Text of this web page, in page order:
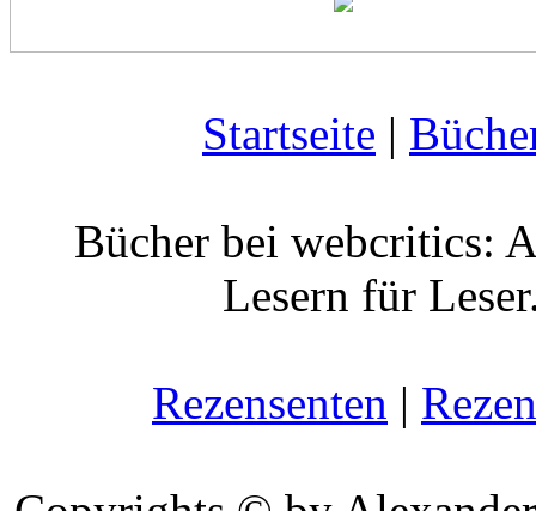
Startseite |
Bücher bei webcritics:
Lesern für
Rezensenten |